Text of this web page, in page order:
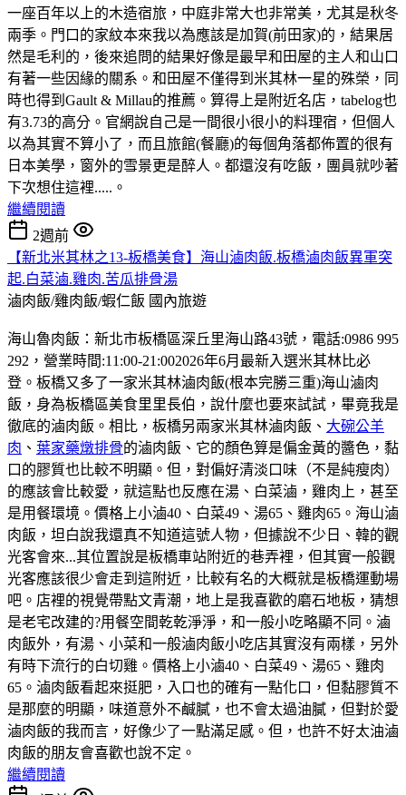
一座百年以上的木造宿旅，中庭非常大也非常美，尤其是秋冬
兩季。門口的家紋本來我以為應該是加賀(前田家)的，結果居
然是毛利的，後來追問的結果好像是最早和田屋的主人和山口
有著一些因緣的關系。和田屋不僅得到米其林一星的殊榮，同
時也得到Gault & Millau的推薦。算得上是附近名店，tabelog也
有3.73的高分。官網說自己是一間很小很小的料理宿，但個人
以為其實不算小了，而且旅館(餐廳)的每個角落都佈置的很有
日本美學，窗外的雪景更是醉人。都還沒有吃飯，團員就吵著
下次想住這裡.....。
繼續閱讀
2週前
【新北米其林之13-板橋美食】海山滷肉飯.板橋滷肉飯異軍突
起.白菜滷.雞肉.苦瓜排骨湯
滷肉飯/雞肉飯/蝦仁飯 國內旅遊
海山魯肉飯：新北市板橋區深丘里海山路43號，電話:0986 995
292，營業時間:11:00-21:002026年6月最新入選米其林比必
登。板橋又多了一家米其林滷肉飯(根本完勝三重)海山滷肉
飯，身為板橋區美食里里長伯，說什麼也要來試試，畢竟我是
徹底的滷肉飯。相比，板橋另兩家米其林滷肉飯、 大碗公羊
肉 、 葉家藥燉排骨的滷肉飯、它的顏色算是偏金黃的醬色，黏
口的膠質也比較不明顯。但，對偏好清淡口味（不是純瘦肉）
的應該會比較愛，就這點也反應在湯、白菜滷，雞肉上，甚至
是用餐環境。價格上小滷40、白菜49、湯65、雞肉65。海山滷
肉飯，坦白說我還真不知道這號人物，但據說不少日、韓的觀
光客會來...其位置說是板橋車站附近的巷弄裡，但其實一般觀
光客應該很少會走到這附近，比較有名的大概就是板橋運動場
吧。店裡的視覺帶點文青潮，地上是我喜歡的磨石地板，猜想
是老宅改建的?用餐空間乾乾淨淨，和一般小吃略顯不同。滷
肉飯外，有湯、小菜和一般滷肉飯小吃店其實沒有兩樣，另外
有時下流行的白切雞。價格上小滷40、白菜49、湯65、雞肉
65。滷肉飯看起來挺肥，入口也的確有一點化口，但黏膠質不
是那麼的明顯，味道意外不鹹膩，也不會太過油膩，但對於愛
滷肉飯的我而言，好像少了一點滿足感。但，也許不好太油滷
肉飯的朋友會喜歡也說不定。
繼續閱讀